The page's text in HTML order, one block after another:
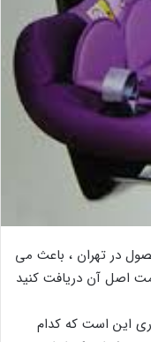
در تهران ، باعث می
اصل آن دریافت کنید
این است که کدام